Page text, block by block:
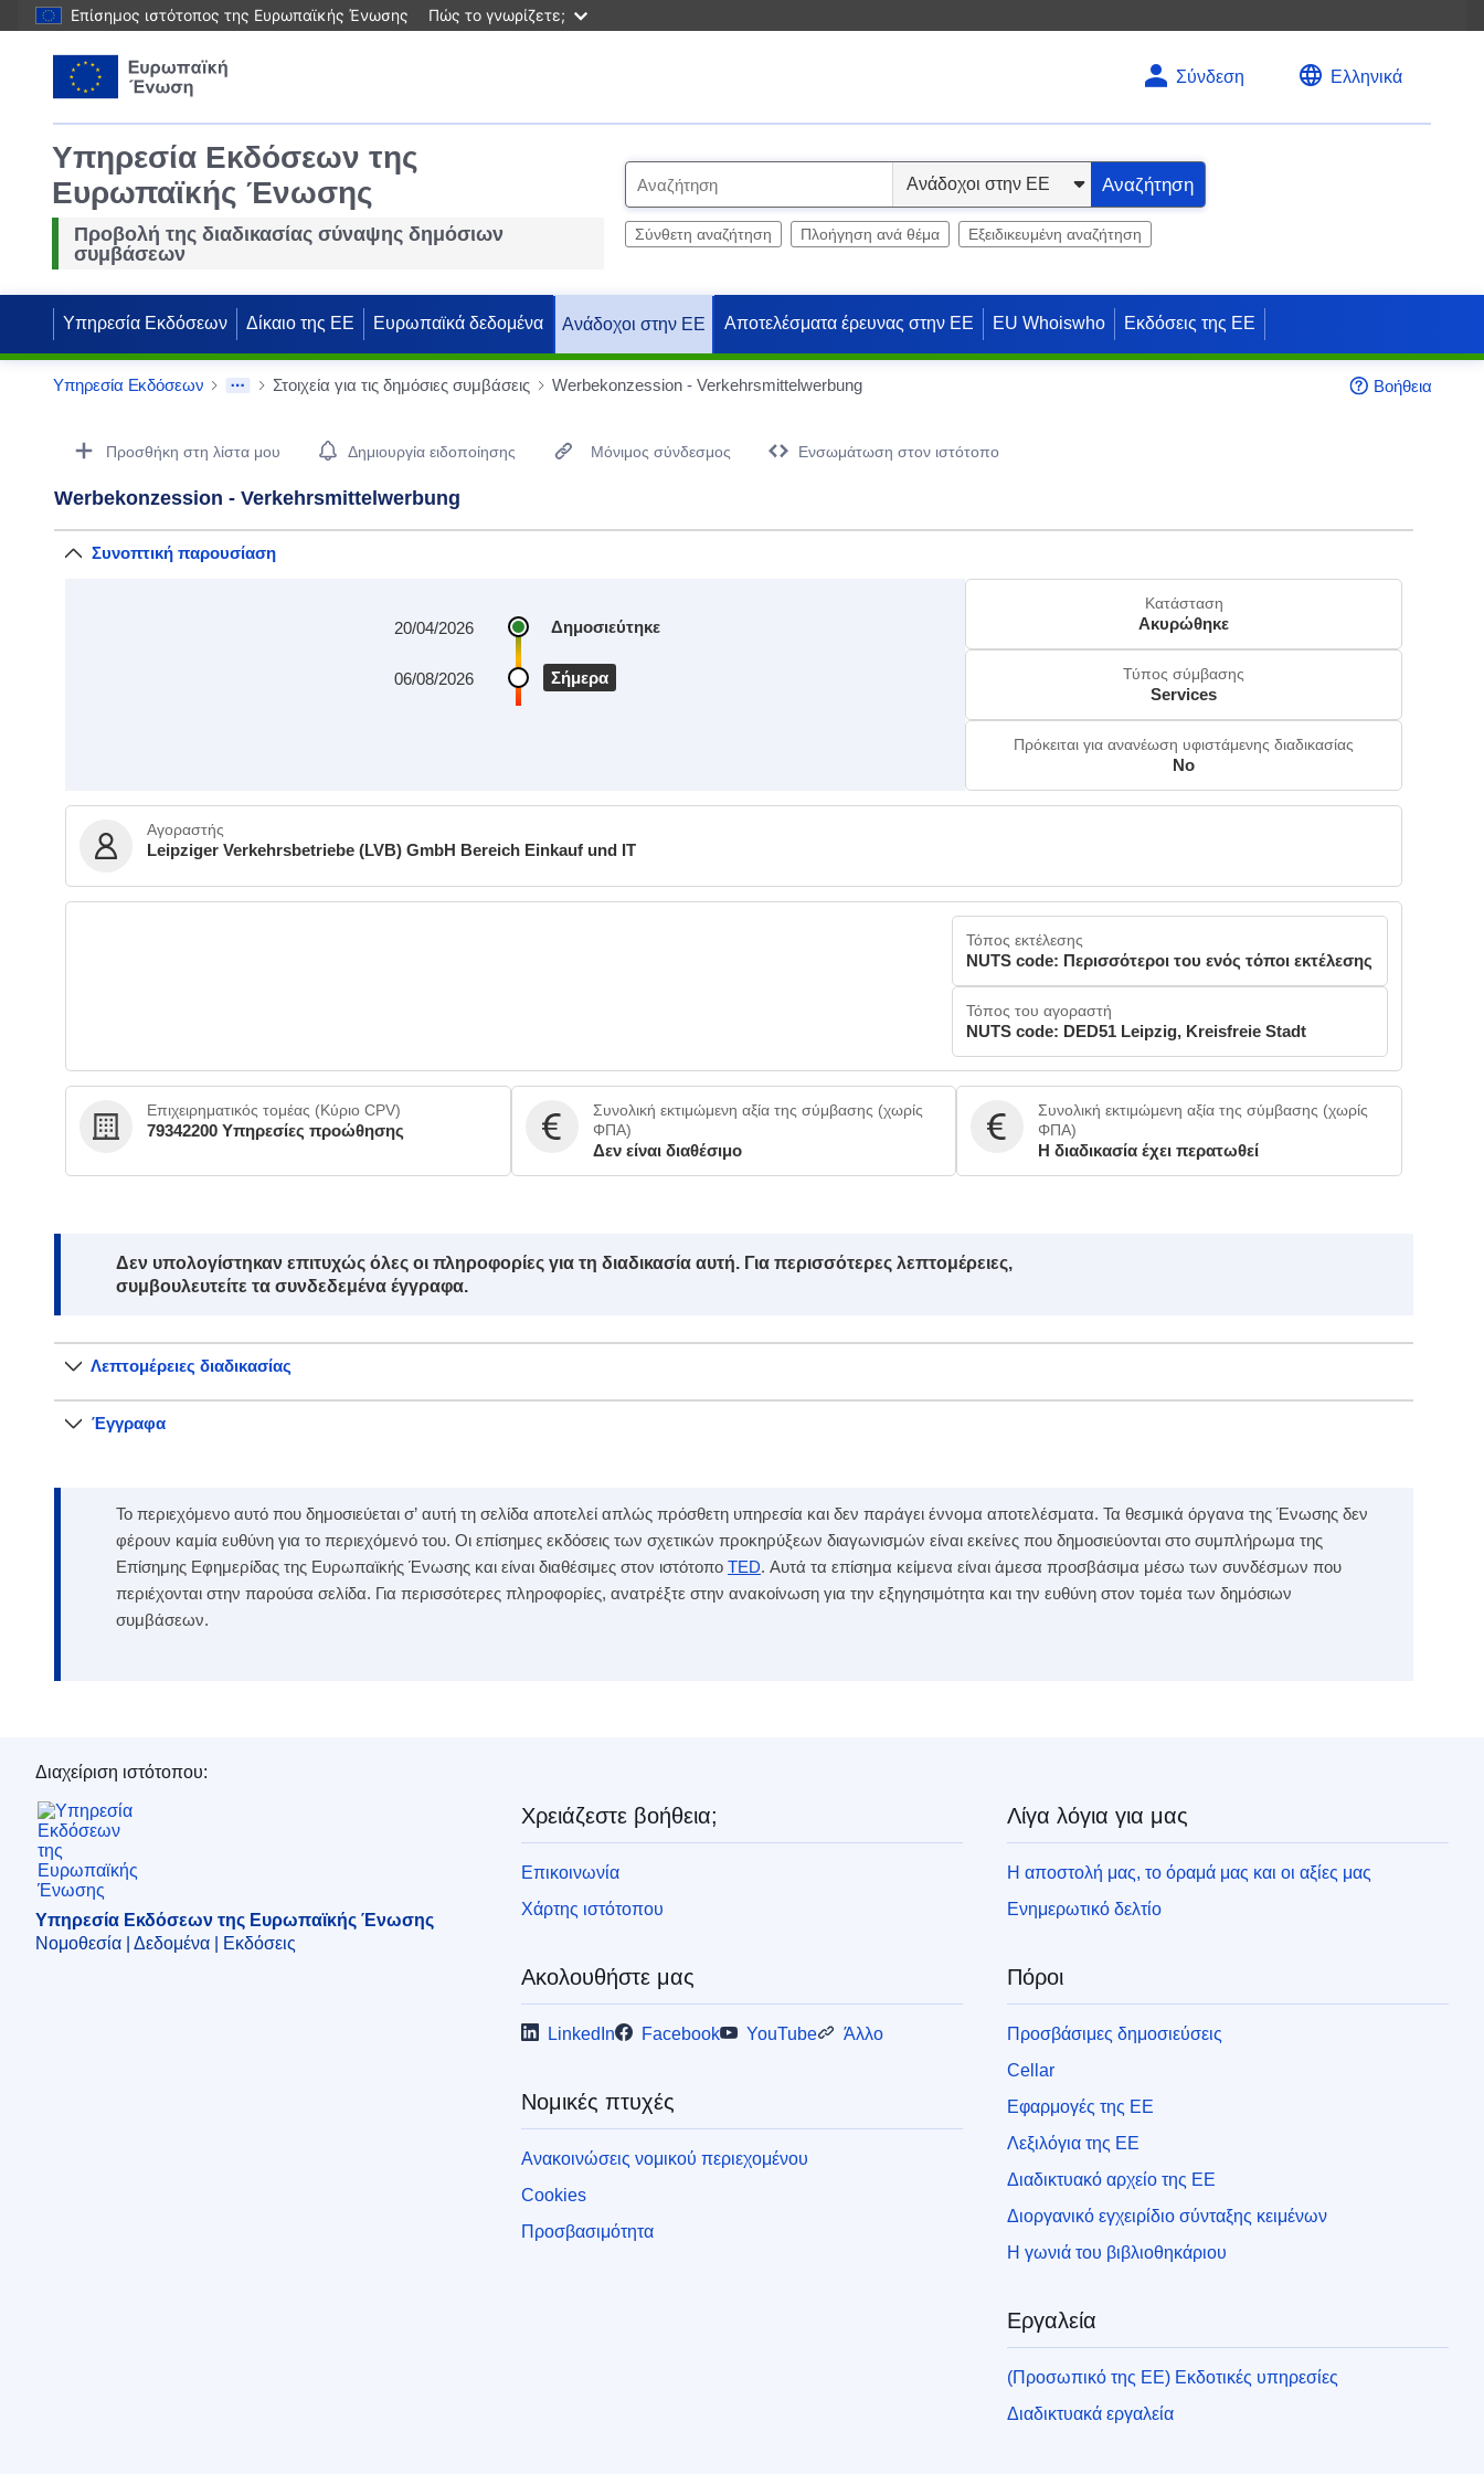
Επίσημος ιστότοπος της Ευρωπαϊκής Ένωσης Πώς το γνωρίζετε;
Σύνδεση Ελληνικά
Υπηρεσία Εκδόσεων της
Ευρωπαϊκής Ένωσης
Προβολή της διαδικασίας σύναψης δημόσιων
συμβάσεων
e
t
Αναζήτηση
Σύνθετη αναζήτηση Πλοήγηση ανά θέμα Εξειδικευμένη αναζήτηση
Υπηρεσία Εκδόσεων Δίκαιο της ΕΕ Ευρωπαϊκά δεδομένα Ανάδοχοι στην ΕΕ Αποτελέσματα έρευνας στην ΕΕ EU Whoiswho Εκδόσεις της ΕΕ
Υπηρεσία Εκδόσεων Στοιχεία για τις δημόσιες συμβάσεις Werbekonzession - Verkehrsmittelwerbung Βοήθεια
Procurement Detail Actions Portlet
Προσθήκη στη λίστα μου Δημιουργία ειδοποίησης Μόνιμος σύνδεσμος Eνσωμάτωση στον ιστότοπο
Werbekonzession - Verkehrsmittelwerbung
Συνοπτική παρουσίαση
Δημοσιεύτηκε
20/04/2026
Σήμερα
06/08/2026
Κατάσταση
Ακυρώθηκε
Τύπος σύμβασης
Services
Πρόκειται για ανανέωση υφιστάμενης διαδικασίας
No
Αγοραστής
Leipziger Verkehrsbetriebe (LVB) GmbH Bereich Einkauf und IT
Τόπος εκτέλεσης
NUTS code: Περισσότεροι του ενός τόποι εκτέλεσης
Τόπος του αγοραστή
NUTS code: DED51 Leipzig, Kreisfreie Stadt
Επιχειρηματικός τομέας (Κύριο CPV)
79342200 Υπηρεσίες προώθησης
Συνολική εκτιμώμενη αξία της σύμβασης (χωρίς
ΦΠΑ)
Δεν είναι διαθέσιμο
Συνολική εκτιμώμενη αξία της σύμβασης (χωρίς
ΦΠΑ)
Η διαδικασία έχει περατωθεί
Note:
Δεν υπολογίστηκαν επιτυχώς όλες οι πληροφορίες για τη διαδικασία αυτή. Για περισσότερες λεπτομέρειες,
συμβουλευτείτε τα συνδεδεμένα έγγραφα.
Λεπτομέρειες διαδικασίας
Έγγραφα
Το περιεχόμενο αυτό που δημοσιεύεται σ’ αυτή τη σελίδα αποτελεί απλώς πρόσθετη υπηρεσία και δεν παράγει έννομα αποτελέσματα. Τα θεσμικά όργανα της Ένωσης δεν
φέρουν καμία ευθύνη για το περιεχόμενό του. Οι επίσημες εκδόσεις των σχετικών προκηρύξεων διαγωνισμών είναι εκείνες που δημοσιεύονται στο συμπλήρωμα της
Επίσημης Εφημερίδας της Ευρωπαϊκής Ένωσης και είναι διαθέσιμες στον ιστότοπο TED. Αυτά τα επίσημα κείμενα είναι άμεσα προσβάσιμα μέσω των συνδέσμων που
περιέχονται στην παρούσα σελίδα. Για περισσότερες πληροφορίες, ανατρέξτε στην ανακοίνωση για την εξηγησιμότητα και την ευθύνη στον τομέα των δημόσιων
συμβάσεων.
Υπηρεσία Εκδόσεων της Ευρωπαϊκής Ένωσης
Διαχείριση ιστότοπου:
Υπηρεσία Εκδόσεων της Ευρωπαϊκής Ένωσης
Νομοθεσία | Δεδομένα | Εκδόσεις
Χρειάζεστε βοήθεια;
Επικοινωνία
Χάρτης ιστότοπου
Ακολουθήστε μας
LinkedIn Facebook YouTube Άλλο
Νομικές πτυχές
Ανακοινώσεις νομικού περιεχομένου
Cookies
Προσβασιμότητα
Λίγα λόγια για μας
Η αποστολή μας, το όραμά μας και οι αξίες μας
Ενημερωτικό δελτίο
Πόροι
Προσβάσιμες δημοσιεύσεις
Cellar
Εφαρμογές της ΕΕ
Λεξιλόγια της ΕΕ
Διαδικτυακό αρχείο της ΕΕ
Διοργανικό εγχειρίδιο σύνταξης κειμένων
Η γωνιά του βιβλιοθηκάριου
Εργαλεία
(Προσωπικό της ΕΕ) Εκδοτικές υπηρεσίες
Διαδικτυακά εργαλεία